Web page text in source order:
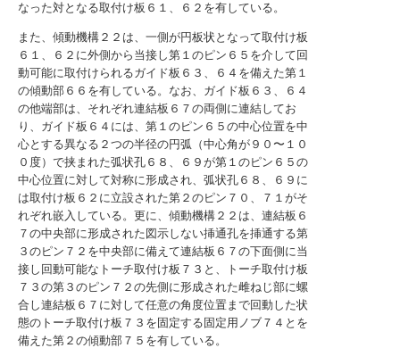
なった対となる取付け板６１、６２を有している。
また、傾動機構２２は、一側が円板状となって取付け板
６１、６２に外側から当接し第１のピン６５を介して回
動可能に取付けられるガイド板６３、６４を備えた第１
の傾動部６６を有している。なお、ガイド板６３、６４
の他端部は、それぞれ連結板６７の両側に連結してお
り、ガイド板６４には、第１のピン６５の中心位置を中
心とする異なる２つの半径の円弧（中心角が９０〜１０
０度）で挟まれた弧状孔６８、６９が第１のピン６５の
中心位置に対して対称に形成され、弧状孔６８、６９に
は取付け板６２に立設された第２のピン７０、７１がそ
れぞれ嵌入している。更に、傾動機構２２は、連結板６
７の中央部に形成された図示しない挿通孔を挿通する第
３のピン７２を中央部に備えて連結板６７の下面側に当
接し回動可能なトーチ取付け板７３と、トーチ取付け板
７３の第３のピン７２の先側に形成された雌ねじ部に螺
合し連結板６７に対して任意の角度位置まで回動した状
態のトーチ取付け板７３を固定する固定用ノブ７４とを
備えた第２の傾動部７５を有している。